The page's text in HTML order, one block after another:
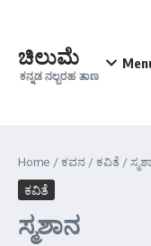
ಚಿಲುಮೆ
ಕನ್ನಡ ನಲ್ಬರಹ ತಾಣ
Home /ಕವನ /ಕವಿತೆ /
ಕವಿತೆ
ಸ್ಮಶಾನ